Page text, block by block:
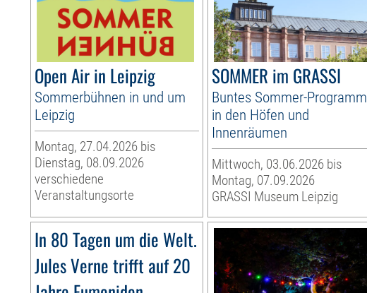
Open Air in Leipzig
Sommerbühnen in und um
Leipzig
Montag, 27.04.2026 bis
Dienstag, 08.09.2026
verschiedene
Veranstaltungsorte
SOMMER im GRASSI
Buntes Sommer-Programm
in den Höfen und
Innenräumen
Mittwoch, 03.06.2026 bis
Montag, 07.09.2026
GRASSI Museum Leipzig
In 80 Tagen um die Welt.
Jules Verne trifft auf 20